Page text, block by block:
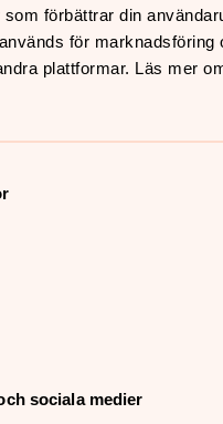
förbättrar din
för marknadsföring
plattformar. Läs mer
sociala medier
frågor på